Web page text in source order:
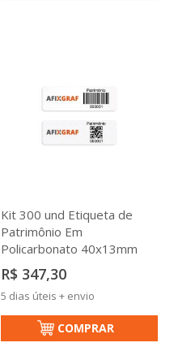
Kit 300 und Etiqueta de
Patrimônio Em
Policarbonato 40x13mm
R$ 347,30
5 dias úteis + envio
COMPRAR